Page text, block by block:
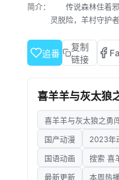
简介：
传说森林住着邪
灵脱险，羊村守护
王”，时而清醒，
出。羊狼们一路闯
一个战胜魔王的勇
追番
复制
链接
喜羊羊与灰太狼
喜羊羊与灰太狼之勇
国产动漫
2023年
国语动画
搜索 喜
最新更新
本周热